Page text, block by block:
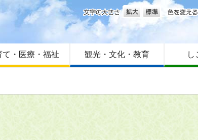
めての方へ
language
マップ
文字の大きさ
て・医療・福祉 観光・文化・教育 し